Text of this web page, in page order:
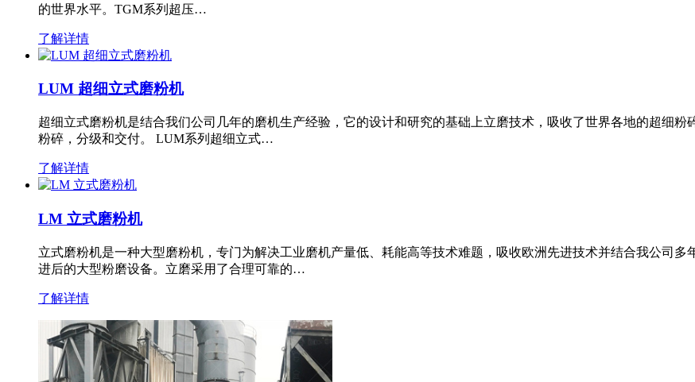
的世界水平。TGM系列超压…
了解详情
LUM 超细立式磨粉机
超细立式磨粉机是结合我们公司几年的磨机生产经验，它的设计和研究的基础上立磨技术，吸收了世界各地的超细
粉碎，分级和交付。 LUM系列超细立式…
了解详情
LM 立式磨粉机
立式磨粉机是一种大型磨粉机，专门为解决工业磨机产量低、耗能高等技术难题，吸收欧洲先进技术并结合我公司
进后的大型粉磨设备。立磨采用了合理可靠的…
了解详情